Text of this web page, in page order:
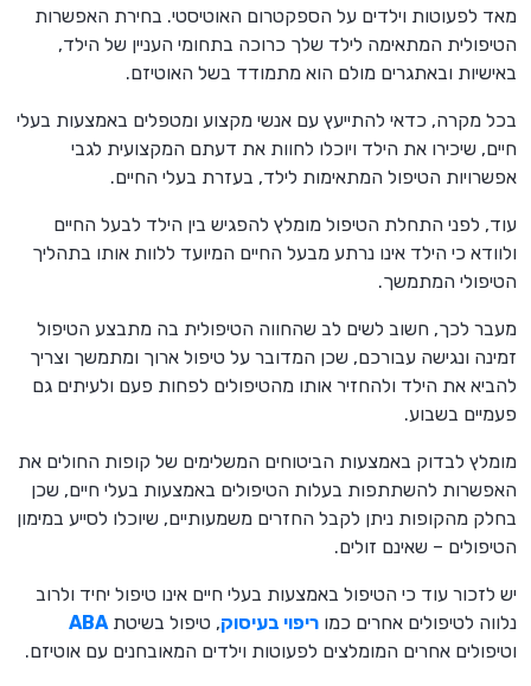
מאד לפעוטות וילדים על הספקטרום האוטיסטי. בחירת האפשרות
הטיפולית המתאימה לילד שלך כרוכה בתחומי העניין של הילד,
באישיות ובאתגרים מולם הוא מתמודד בשל האוטיזם.
בכל מקרה, כדאי להתייעץ עם אנשי מקצוע ומטפלים באמצעות בעלי
חיים, שיכירו את הילד ויוכלו לחוות את דעתם המקצועית לגבי
אפשרויות הטיפול המתאימות לילד, בעזרת בעלי החיים.
עוד, לפני התחלת הטיפול מומלץ להפגיש בין הילד לבעל החיים
ולוודא כי הילד אינו נרתע מבעל החיים המיועד ללוות אותו בתהליך
הטיפולי המתמשך.
מעבר לכך, חשוב לשים לב שהחווה הטיפולית בה מתבצע הטיפול
זמינה ונגישה עבורכם, שכן המדובר על טיפול ארוך ומתמשך וצריך
להביא את הילד ולהחזיר אותו מהטיפולים לפחות פעם ולעיתים גם
פעמיים בשבוע.
מומלץ לבדוק באמצעות הביטוחים המשלימים של קופות החולים את
האפשרות להשתתפות בעלות הטיפולים באמצעות בעלי חיים, שכן
בחלק מהקופות ניתן לקבל החזרים משמעותיים, שיוכלו לסייע במימון
הטיפולים – שאינם זולים.
יש לזכור עוד כי הטיפול באמצעות בעלי חיים אינו טיפול יחיד ולרוב
נלווה לטיפולים אחרים כמו ריפוי בעיסוק, טיפול בשיטתABA
וטיפולים אחרים המומלצים לפעוטות וילדים המאובחנים עם אוטיזם.